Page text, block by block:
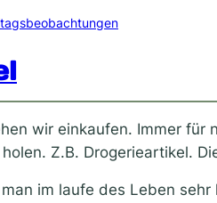
wir einkaufen. Immer
Z.B. Drogerieartikel.
im laufe des Leben